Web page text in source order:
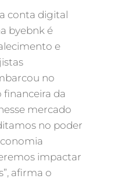
conta digital
byebnk é
e
no
financeira da
mercado
no poder
impactar
afirma o